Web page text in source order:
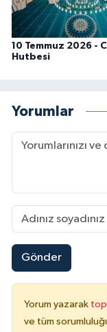
10 Temmuz 2026 -
Hutbesi
Yorumlar
Gönder
Yorum yazarak
ve tüm